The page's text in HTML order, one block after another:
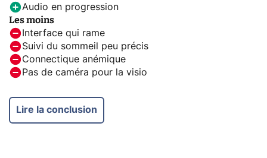
Audio en progression
Les moins
Interface qui rame
Suivi du sommeil peu précis
Connectique anémique
Pas de caméra pour la visio
Lire la conclusion